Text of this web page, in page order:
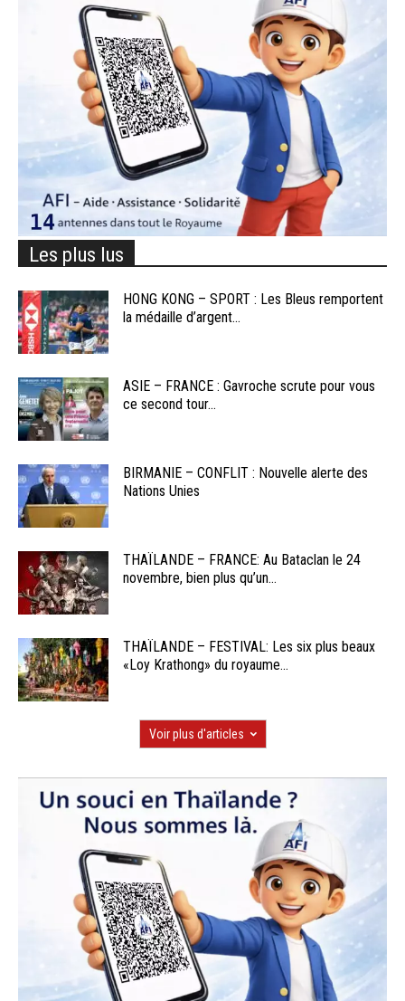
Les plus lus
HONG KONG – SPORT : Les Bleus remportent
la médaille d’argent...
ASIE – FRANCE : Gavroche scrute pour vous
ce second tour...
BIRMANIE – CONFLIT : Nouvelle alerte des
Nations Unies
THAÏLANDE – FRANCE: Au Bataclan le 24
novembre, bien plus qu’un...
THAÏLANDE – FESTIVAL: Les six plus beaux
«Loy Krathong» du royaume...
Voir plus d'articles